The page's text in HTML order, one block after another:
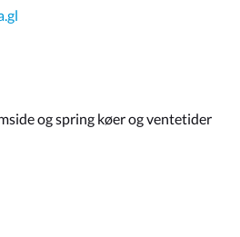
og spring køer og ventetider